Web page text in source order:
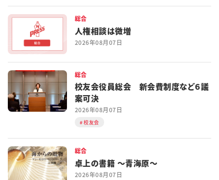
総合
人権相談は微増
2026年08月07日
総合
校友会役員総会 新会費制度など６議
案可決
2026年08月07日
校友会
総合
卓上の書籍 ～青海原～
2026年08月07日